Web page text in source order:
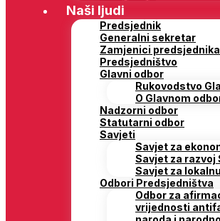
Naši ljudi
Predsjednik
Generalni sekretar
Zamjenici predsjednika
Predsjedništvo
Glavni odbor
Rukovodstvo
O Glavnom
Nadzorni odbor
Statutarni odbor
Savjeti
Savjet za
Savjet za razvoj
Savjet za
Odbori Predsjedništva
Odbor za
vrijednosti